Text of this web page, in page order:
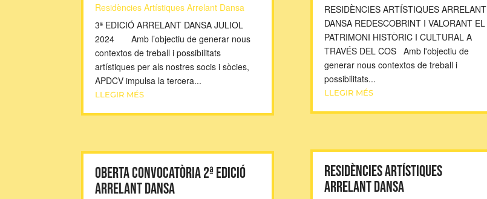
Residències Artístiques Arrelant Dansa
3ª EDICIÓ ARRELANT DANSA JULIOL
2024 Amb l’objectiu de generar nous
contextos de treball i possibilitats
artístiques per als nostres socis i sòcies,
APDCV impulsa la tercera...
LLEGIR MÉS
OBERTA CONVOCATÒRIA 2ª EDICIÓ
ARRELANT DANSA
RESIDÈNCIES ARTÍSTIQUES ARRELANT
DANSA REDESCOBRINT I VALORANT EL
PATRIMONI HISTÒRIC I CULTURAL A
TRAVÉS DEL COS Amb l'objectiu de
generar nous contextos de treball i
possibilitats...
LLEGIR MÉS
RESIDÈNCIES ARTÍSTIQUES
ARRELANT DANSA